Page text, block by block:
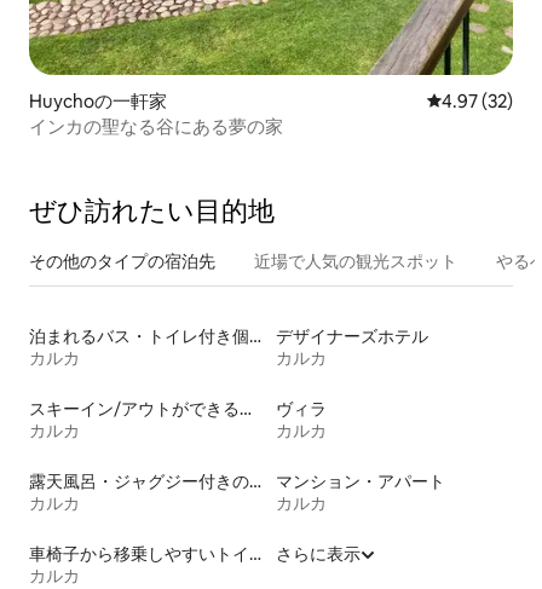
Huychoの一軒家 レビュー32
4.97 (32)
インカの聖なる谷にある夢の家
ぜひ訪⁠れ⁠た⁠い目⁠的⁠地
その他のタ⁠イ⁠プ⁠の宿⁠泊⁠先 近場で人気の観光スポット やる
泊まれるバス・トイレ付き個室
カルカ
デザイナーズホテル
カルカ
スキーイン/アウトができる宿泊先
カルカ
ヴィラ
カルカ
露天風呂・ジャグジー付きの宿泊施設
カルカ
マンション・アパート
カルカ
車椅子から移乗しやすいトイレ付きの宿泊施設
カルカ
さらに表示